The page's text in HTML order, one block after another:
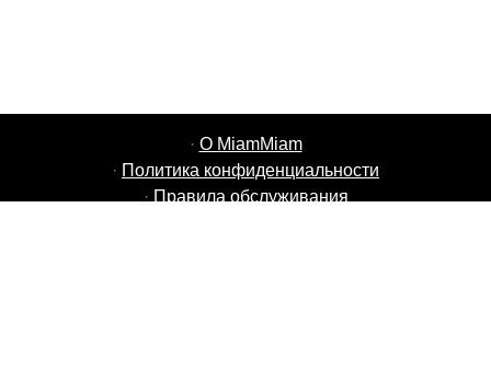
· О MiamMiam
· Политика конфиденциальности
· Правила обслуживания